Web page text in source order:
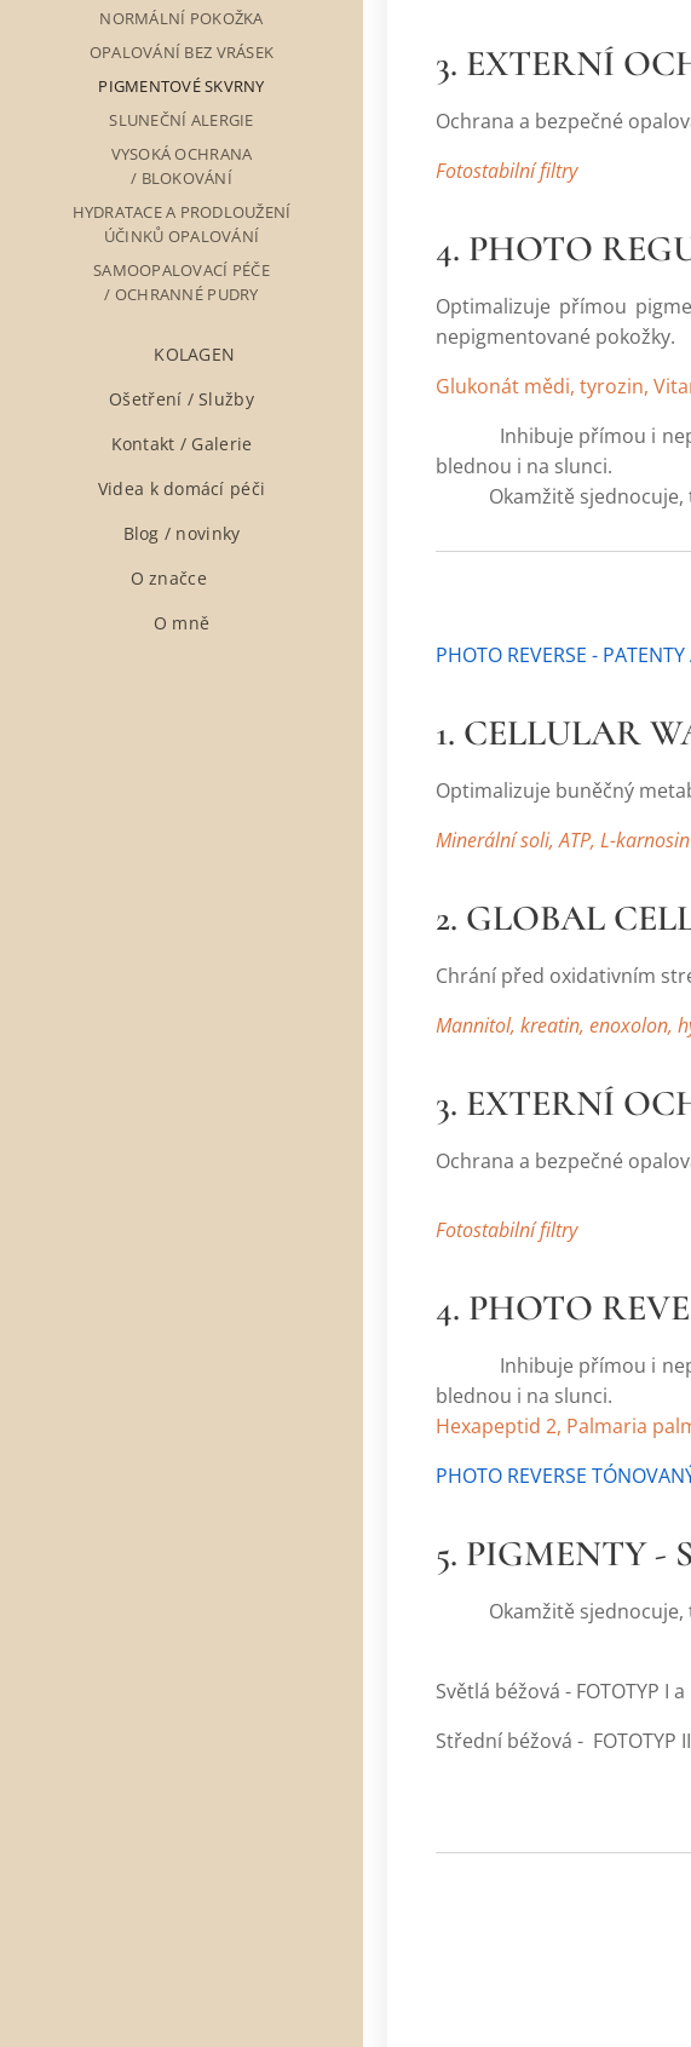
NORMÁLNÍ POKOŽKA
OPALOVÁNÍ BEZ VRÁSEK
PIGMENTOVÉ SKVRNY
SLUNEČNÍ ALERGIE
VYSOKÁ OCHRANA
/ BLOKOVÁNÍ
HYDRATACE A PRODLOUŽENÍ
ÚČINKŮ OPALOVÁNÍ
SAMOOPALOVACÍ PÉČE
/ OCHRANNÉ PUDRY
▶ KOLAGEN
Ošetření / Služby
Kontakt / Galerie
Videa k domácí péči
Blog / novinky
O značce ❤
O mně
3. EXTERNÍ
Ochrana a bezpečné
Fotostabilní filtry
4. PHOTO
Optimalizuje přímou
nepigmentované pokožky.
Glukonát mědi, tyrozin,
Inhibuje přímou i
blednou i na slunci.
Okamžitě sjednocuje,
PHOTO REVERSE -
1. CELLULAR
Optimalizuje buněčný
Minerální soli, ATP, L-karnosin
2. GLOBAL
Chrání před oxidativním
Mannitol, kreatin, enoxolon,
3. EXTERNÍ
Ochrana a bezpečné
Fotostabilní filtry
4. PHOTO
Inhibuje přímou i
blednou i na slunci.
Hexapeptid 2, Palmaria
PHOTO REVERSE
5. PIGMENTY -
Okamžitě sjednocuje,
Světlá béžová - FOTOTYP I a
Střední béžová - FOTOTYP